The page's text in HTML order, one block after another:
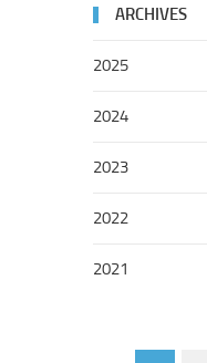
ARCHIVES
2025
2024
2023
2022
2021